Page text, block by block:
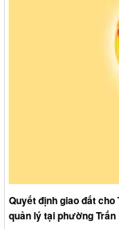
Quyết định giao đất
quản lý tại phường